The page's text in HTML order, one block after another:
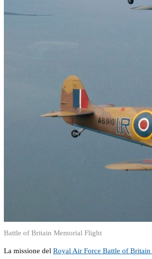
Battle of Britain Memorial Flight
La missione del Royal Air Force Battle of